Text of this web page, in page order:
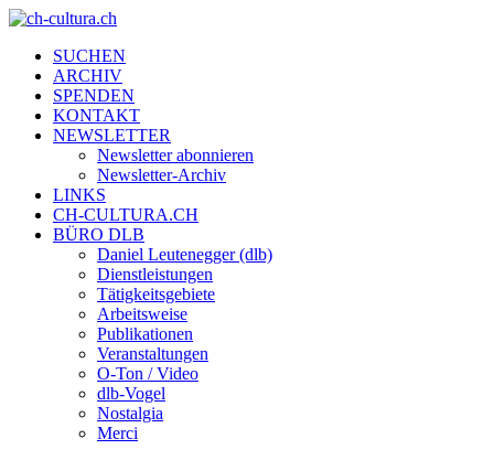
SUCHEN
ARCHIV
SPENDEN
KONTAKT
NEWSLETTER
Newsletter abonnieren
Newsletter-Archiv
LINKS
CH-CULTURA.CH
BÜRO DLB
Daniel Leutenegger (dlb)
Dienstleistungen
Tätigkeitsgebiete
Arbeitsweise
Publikationen
Veranstaltungen
O-Ton / Video
dlb-Vogel
Nostalgia
Merci